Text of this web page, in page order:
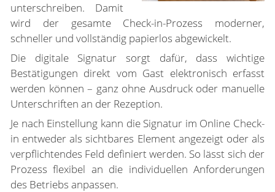
unterschreiben. Damit
wird der gesamte Check-in-Prozess moderner,
schneller und vollständig papierlos abgewickelt.
Die digitale Signatur sorgt dafür, dass wichtige
Bestätigungen direkt vom Gast elektronisch erfasst
werden können – ganz ohne Ausdruck oder manuelle
Unterschriften an der Rezeption.
Je nach Einstellung kann die Signatur im Online Check-
in entweder als sichtbares Element angezeigt oder als
verpflichtendes Feld definiert werden. So lässt sich der
Prozess flexibel an die individuellen Anforderungen
des Betriebs anpassen.